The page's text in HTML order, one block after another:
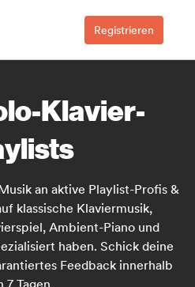
Registrieren
Klavier-
an aktive Playlist-Profis &
klassische Klaviermusik,
Ambient-Piano und
haben. Schick deine
Feedback innerhalb